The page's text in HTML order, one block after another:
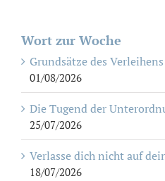
Wort zur Woche
Grundsätze des Verleihens
01/08/2026
Die Tugend der
25/07/2026
Verlasse dich nicht auf
18/07/2026